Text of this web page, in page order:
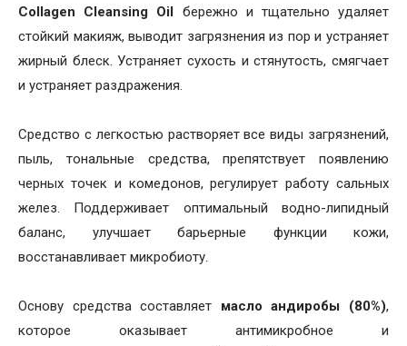
Collagen Cleansing Oil бережно и тщательно удаляет
стойкий макияж, выводит загрязнения из пор и устраняет
жирный блеск. Устраняет сухость и стянутость, смягчает
и устраняет раздражения.
Средство с легкостью растворяет все виды загрязнений,
пыль, тональные средства, препятствует появлению
черных точек и комедонов, регулирует работу сальных
желез. Поддерживает оптимальный водно-липидный
баланс, улучшает барьерные функции кожи,
восстанавливает микробиоту.
Основу средства составляет масло андиробы (80%),
которое оказывает антимикробное и